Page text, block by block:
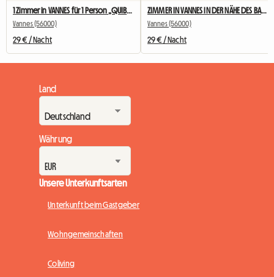
1 Zimmer in VANNES für 1 Person „QUIBERON“
Vannes (56000)
29 € / Nacht
ZIMMER IN VANNES IN DER NÄHE DES BAHNHOFS UND DES BUSES FÜR „CARNAC“-STUDENTEN
Vannes (56000)
29 € / Nacht
Land
Währung
Unsere Unterkunftsarten
Unterkunft beim Gastgeber
Wohngemeinschaften
Coliving